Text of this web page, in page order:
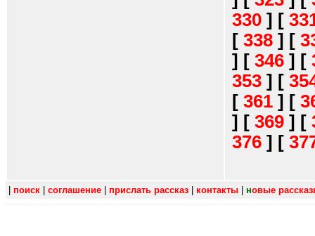
330 ] [
[ 338 ] [
] [ 346 ] [
353 ] [
[ 361 ] [
] [ 369 ] [
376 ] [
поиск соглашение прислать рассказ контакты новые